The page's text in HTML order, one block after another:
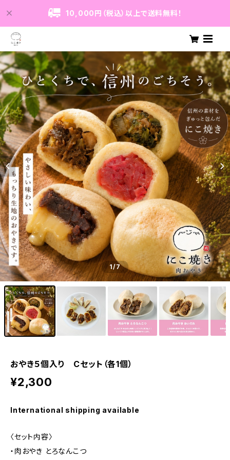
10,000円（税込）以上で送料無料！
1/7
おやき５個入り Cセット（各1個）
¥2,300
International shipping available
〈セット内容〉
・肉おやき とろなんこつ